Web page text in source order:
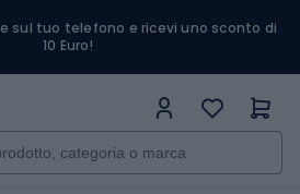
sul tuo telefono e ricevi uno sconto di
10 Euro!